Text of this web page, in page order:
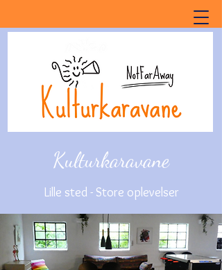
Kulturkaravane
Lille sted - Store oplevelser